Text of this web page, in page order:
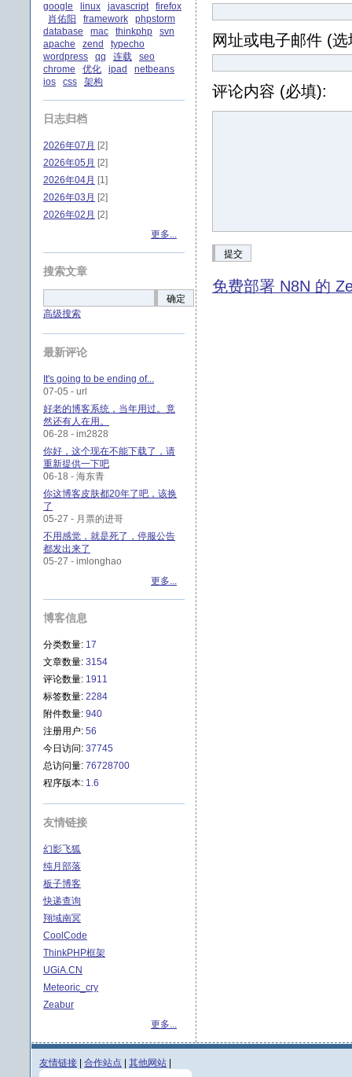
网址或电子邮件 (
评论内容 (必填):
提交
免费部署 N8N 的
google
linux javascript
firefox
肖佑阳
framework
phpstorm
database
mac thinkphp
svn
apache
zend
typecho
wordpress
qq 连载
seo
chrome
优化 ipad
netbeans
ios
css 架构
日志归档
2026年07月 [2]
2026年05月 [2]
2026年04月 [1]
2026年03月 [2]
2026年02月 [2]
更多...
搜索文章
确定
高级搜索
最新评论
It's going to be ending of...
07-05 - url
好老的博客系统，当年用过。竟
然还有人在用。
06-28 - im2828
你好，这个现在不能下载了，请
重新提供一下吧
06-18 - 海东青
你这博客皮肤都20年了吧，该换
了
05-27 - 月票的进哥
不用感觉，就是死了，停服公告
都发出来了
05-27 - imlonghao
更多...
博客信息
分类数量: 17
文章数量: 3154
评论数量: 1911
标签数量: 2284
附件数量: 940
注册用户: 56
今日访问: 37745
总访问量: 76728700
程序版本: 1.6
友情链接
幻影飞狐
纯月部落
板子博客
快递查询
翔域南冥
CoolCode
ThinkPHP框架
UGiA.CN
Meteoric_cry
Zeabur
更多...
友情链接 合作站点 其他网站